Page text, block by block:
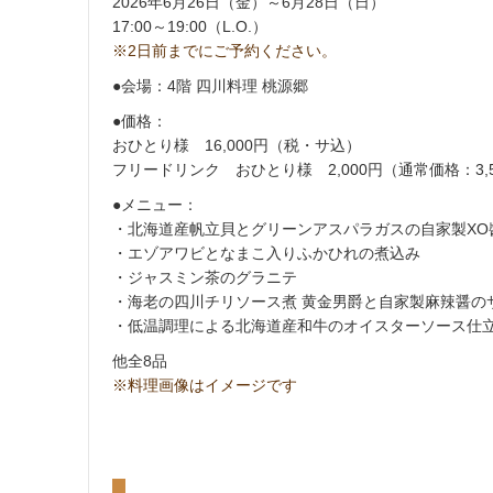
17:00～19:00（L.O.）
※2日前までにご予約ください。
●会場：4階 四川料理 桃源郷
●価格：
おひとり様 16,000円（税・サ込）
フリードリンク おひとり様 2,000円（通常価格：
●メニュー：
・北海道産帆立貝とグリーンアスパラガスの自家製XO
・エゾアワビとなまこ入りふかひれの煮込み
・ジャスミン茶のグラニテ
・海老の四川チリソース煮 黄金男爵と自家製麻辣醤の
・低温調理による北海道産和牛のオイスターソース仕
他全8品
※料理画像はイメージです